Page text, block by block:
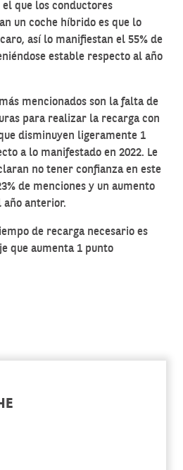
que los conductores
un coche híbrido es que lo
así lo manifiestan el 55% de
estable respecto al año
mencionados son la falta de
para realizar la recarga con
disminuyen ligeramente 1
a lo manifestado en 2022. Le
no tener confianza en este
de menciones y un aumento
año anterior.
de recarga necesario es
que aumenta 1 punto